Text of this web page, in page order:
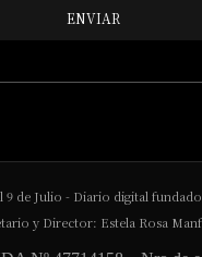
ENVIAR
9 de Julio - Diario digital fundado
y Director: Estela Rosa